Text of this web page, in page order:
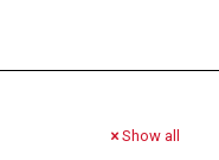
Show all